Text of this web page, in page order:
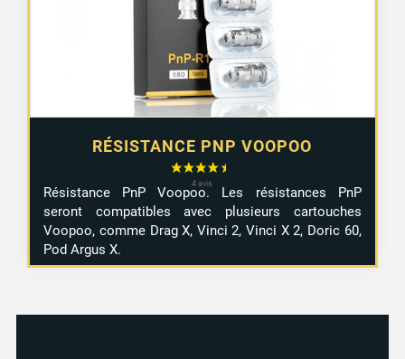
RÉSISTANCE PNP VOOPOO
Résistance PnP Voopoo. Les résistances PnP
seront compatibles avec plusieurs cartouches
Voopoo, comme Drag X, Vinci 2, Vinci X 2, Doric 60,
Pod Argus X.